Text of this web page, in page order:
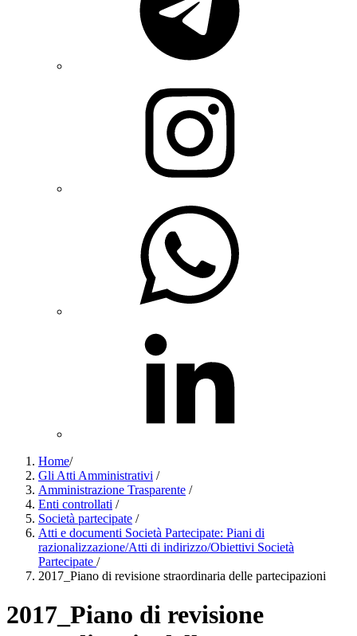
Home/
Gli Atti Amministrativi /
Amministrazione Trasparente /
Enti controllati /
Società partecipate /
Atti e documenti Società Partecipate: Piani di
razionalizzazione/Atti di indirizzo/Obiettivi Società
Partecipate /
2017_Piano di revisione straordinaria delle partecipazioni
2017_Piano di revisione